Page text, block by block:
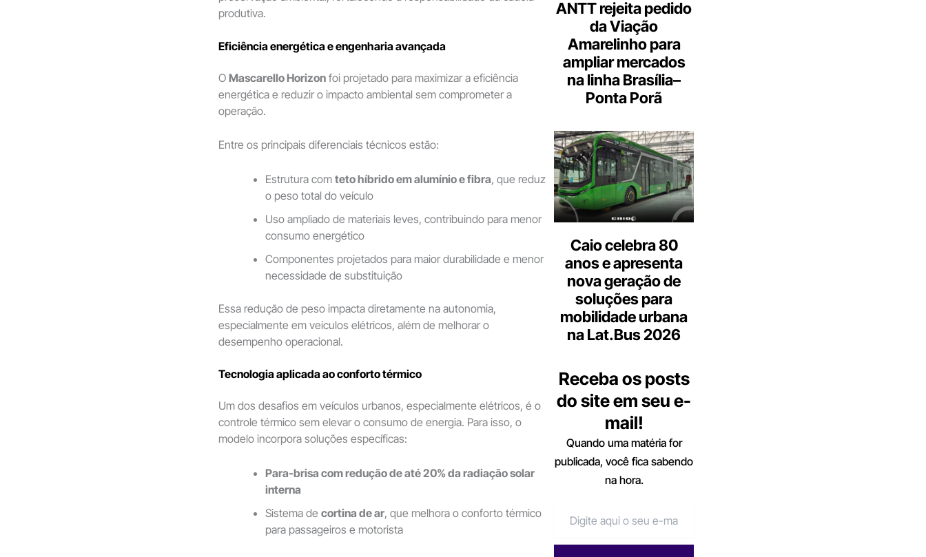
produtiva.
Eficiência energética e engenharia avançada
O Mascarello Horizon foi projetado para maximizar a eficiência
energética e reduzir o impacto ambiental sem comprometer a
operação.
Entre os principais diferenciais técnicos estão:
Estrutura com teto híbrido em alumínio e fibra, que reduz
o peso total do veículo
Uso ampliado de materiais leves, contribuindo para menor
consumo energético
Componentes projetados para maior durabilidade e menor
necessidade de substituição
Essa redução de peso impacta diretamente na autonomia,
especialmente em veículos elétricos, além de melhorar o
desempenho operacional.
Tecnologia aplicada ao conforto térmico
Um dos desafios em veículos urbanos, especialmente elétricos, é o
controle térmico sem elevar o consumo de energia. Para isso, o
modelo incorpora soluções específicas:
Para-brisa com redução de até 20% da radiação solar
interna
Sistema de cortina de ar, que melhora o conforto térmico
para passageiros e motorista
ANTT rejeita pedido
da Viação
Amarelinho para
ampliar mercados
na linha Brasília–
Ponta Porã
Caio celebra 80
anos e apresenta
nova geração de
soluções para
mobilidade urbana
na Lat.Bus 2026
Receba os posts
do site em seu e-
mail!
Quando uma matéria for
publicada, você fica sabendo
na hora.